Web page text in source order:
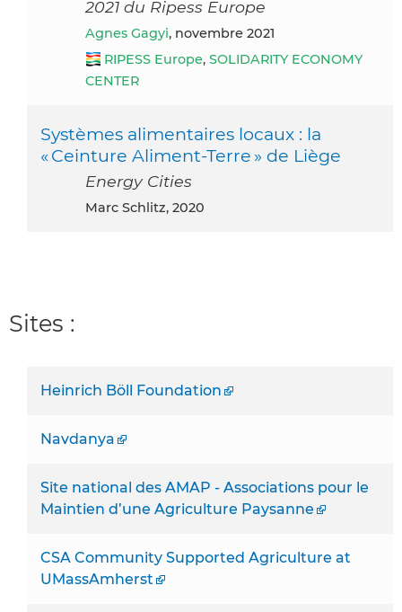
2021 du Ripess Europe
Agnes Gagyi, novembre 2021
RIPESS Europe, SOLIDARITY ECONOMY
CENTER
Systèmes alimentaires locaux : la
« Ceinture Aliment-Terre » de Liège
Energy Cities
Marc Schlitz, 2020
Sites :
Heinrich Böll Foundation
Navdanya
Site national des AMAP - Associations pour le
Maintien d’une Agriculture Paysanne
CSA Community Supported Agriculture at
UMassAmherst